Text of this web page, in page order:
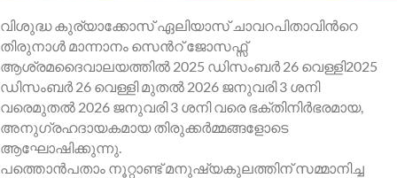
വിശുദ്ധ കുര്യാക്കോസ് ഏലിയാസ് ചാവറപിതാവിന്‍റെ
തിരുനാള്‍ മാന്നാനം സെന്‍റ് ജോസഫ്സ്
ആശ്രമദൈവാലയത്തില്‍ 2025 ഡിസംബര്‍ 26 വെള്ളി2025
ഡിസംബര്‍ 26 വെള്ളി മുതല്‍ 2026 ജനുവരി 3 ശനി
വരെമുതല്‍ 2026 ജനുവരി 3 ശനി വരെ ഭക്തിനിര്‍ഭരമായ,
അനുഗ്രഹദായകമായ തിരുക്കര്‍മ്മങ്ങളോടെ
ആഘോഷിക്കുന്നു.
പത്തൊന്‍പതാം നൂറ്റാണ്ട് മനുഷ്യകുലത്തിന് സമ്മാനിച്ച